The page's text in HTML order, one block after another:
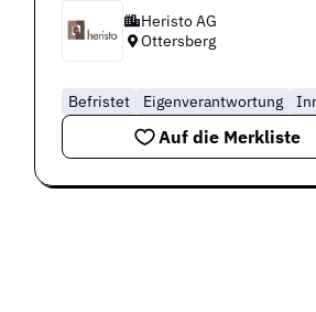
Heristo AG
Ottersberg
Befristet Eigenverantwortung
Auf die Merkliste